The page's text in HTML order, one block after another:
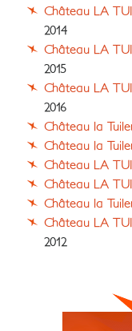
Château LA
2014
Château LA
2015
Château LA
2016
Château la
Château la
Château LA
Château LA
Château la
Château LA
2012